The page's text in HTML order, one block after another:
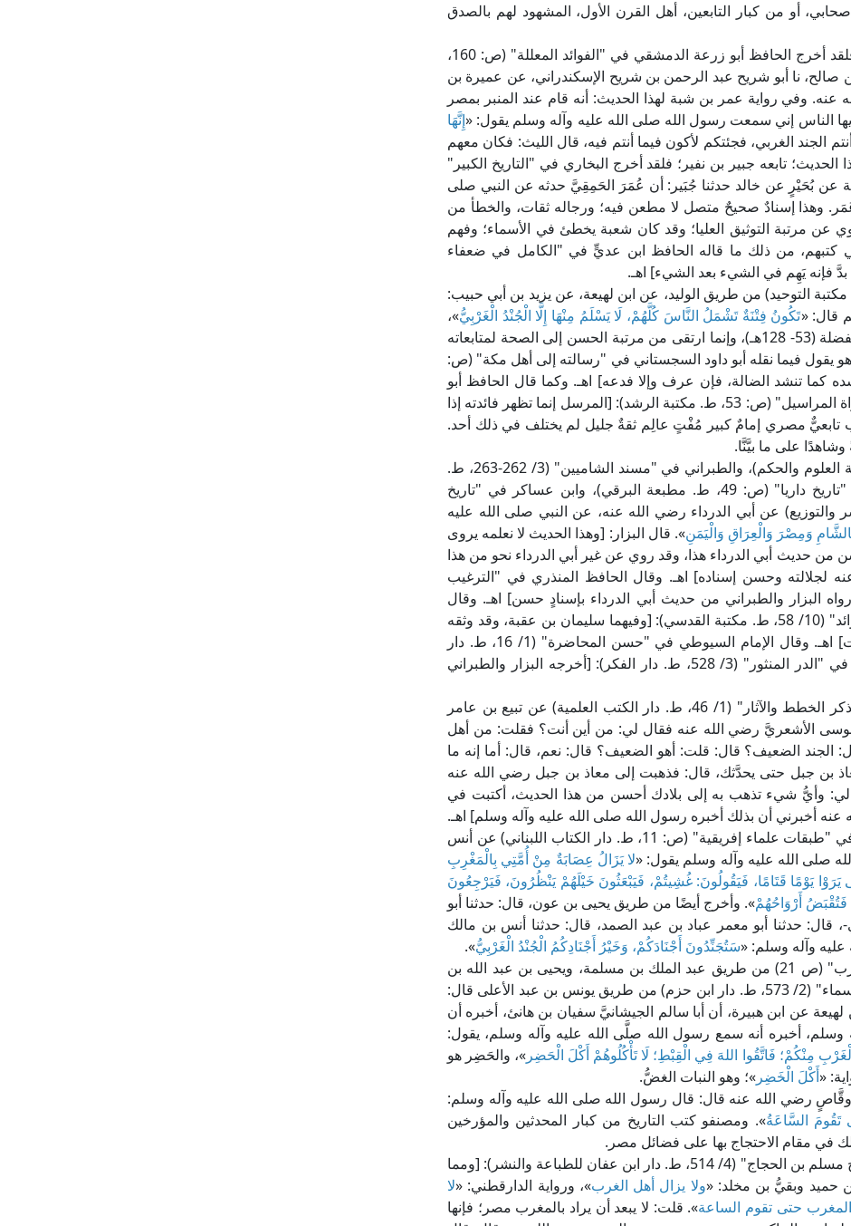
أو من كبار التابعين، أهل القرن الأول، المشهود لهم بالصدق
ولقد توبع عميرة المعافري في هذا الحديث؛ فلقد أخرج الحافظ أبو زرعة الدمشقي في "الفوائد المعللة" (ص: 160،
صالح، نا أبو شريح عبد الرحمن بن شريح الإسكندراني، عن عميرة بن
وفي رواية عمر بن شبة لهذا الحديث: أنه قام عند المنبر بمصر
الناس إني سمعت رسول الله صلى الله عليه وآله وسلم يقول: «إِنَّهَا
الجند الغربي، فجئتكم لأكون فيما أنتم فيه، قال الليث: فكان معهم
تابعه جبير بن نفير؛ فلقد أخرج البخاري في "التاريخ الكبير"
عن بُحَيْرٍ عن خالد حدثنا جُبَير: أن عُمَرَ الحَمِقِيَّ حدثه عن النبي صلى
وهذا إسنادٌ صحيحٌ متصل لا مطعن فيه؛ ورجاله ثقات، والخطأ من
عن مرتبة التوثيق العليا؛ وقد كان شعبة يخطئ في الأسماء؛ وفهم
من ذلك ما قاله الحافظ ابن عديٍّ في "الكامل في ضعفاء
نعيم بن حماد في "الفتن" (1/ 54، ط. مكتبة التوحيد) من طريق الوليد، عن ابن لهيعة، عن يزيد بن أبي حبيب:
قال: «تَكُونُ فِتْنَةٌ تَشْمَلُ النَّاسَ كُلَّهُمْ، لَا يَسْلَمُ مِنْهَا إِلَّا الْجُنْدُ الْغَرْبِيُّ»،
وهو صحيح مرسل؛ أرسله ثقة من القرون المفضلة (53- 128هـ)، وإنما ارتقى من مرتبة الحسن إلى الصحة لمتابعاته
يقول فيما نقله أبو داود السجستاني في "رسالته إلى أهل مكة" (ص:
كما تنشد الضالة، فإن عرف وإلا فدعه] اهـ. وكما قال الحافظ أبو
زرعة العراقي في "تحفة التحصيل في ذكر رواة المراسيل" (ص: 53، ط. مكتبة الرشد): [المرسل إنما تظهر فائدته إذا
تابعيٌّ مصري إمامٌ كبير مُفْتٍ عالِم ثقةٌ جليل لم يختلف في ذلك أحد.
على ما بيَّنَّا.
وأخرج البزار في "مسنده" (10/ 79، ط. مكتبة العلوم والحكم)، والطبراني في "مسند الشاميين" (3/ 262-263، ط.
مؤسسة الرسالة)، وعبد الجبار الخولاني في "تاريخ داريا" (ص: 49، ط. مطبعة البرقي)، وابن عساكر في "تاريخ
والنشر والتوزيع) عن أبي الدرداء رضي الله عنه، عن النبي صلى الله عليه
وَمِصْرَ وَالْعِرَاقِ وَالْيَمَنِ». قال البزار: [وهذا الحديث لا نعلمه يروى
حديث أبي الدرداء هذا، وقد روي عن غير أبي الدرداء نحو من هذا
لجلالته وحسن إسناده] اهـ. وقال الحافظ المنذري في "الترغيب
[رواه البزار والطبراني من حديث أبي الدرداء بإسنادٍ حسن] اهـ. وقال
الحافظ الهيثمي في "مجمع الزوائد ومنبع الفوائد" (10/ 58، ط. مكتبة القدسي): [وفيهما سليمان بن عقبة، وقد وثقه
جماعة، وفيه خلاف لا يضر، وبقية رجاله ثقات] اهـ. وقال الإمام السيوطي في "حسن المحاضرة" (1/ 16، ط. دار
إحياء الكتب العربية): [سند صحيح] اهـ. وقال في "الدر المنثور" (3/ 528، ط. دار الفكر): [أخرجه البزار والطبراني
ولقد ذَكَر المقريزي في "المواعظ والاعتبار بذكر الخطط والآثار" (1/ 46، ط. دار الكتب العلمية) عن تبيع بن عامر
موسى الأشعريَّ رضي الله عنه فقال لي: من أين أنت؟ فقلت: من أهل
الجند الضعيف؟ قال: قلت: أهو الضعيف؟ قال: نعم، قال: أما إنه ما
بن جبل حتى يحدَّثك، قال: فذهبت إلى معاذ بن جبل رضي الله عنه
وأيُّ شيء تذهب به إلى بلادك أحسن من هذا الحديث، أكتبت في
أخبرني أن بذلك أخبره رسول الله صلى الله عليه وآله وسلم] اهـ.
ومن ذلك أيضًا: ما أخرجه أبو العرب التميمي في "طبقات علماء إفريقية" (ص: 11، ط. دار الكتاب اللبناني) عن أنس
صلى الله عليه وآله وسلم يقول: «لا يَزَالُ عِصَابَةٌ مِنْ أُمَّتِي بِالْمَغْرِبِ
يَوْمًا قَتَامًا، فَيَقُولُونَ: غُشِيتُمْ، فَيَبْعَثُونَ خَيْلَهُمْ يَنْظُرُونَ، فَيَرْجِعُونَ
فَتُقْبَضُ أَرْوَاحُهُمْ». وأخرج أيضًا من طريق يحيى بن عون، قال: حدثنا أبو
قال: حدثنا أبو معمر عباد بن عبد الصمد، قال: حدثنا أنس بن مالك
وآله وسلم: «سَتُجَنِّدُونَ أَجْنَادَكُمْ، وَخَيْرُ أَجْنَادِكُمُ الْجُنْدُ الْغَرْبِيُّ».
وأخرج ابن عبد الحكم في "فتوح مصر والمغرب" (ص 21) من طريق عبد الملك بن مسلمة، ويحيى بن عبد الله بن
بكير، عن ابن لهيعة. والدولابي في "الكنى والأسماء" (2/ 573، ط. دار ابن حزم) من طريق يونس بن عبد الأعلى قال:
لهيعة عن ابن هبيرة، أن أبا سالم الجيشانيَّ سفيان بن هانئ، أخبره أن
أخبره أنه سمع رسول الله صلَّى الله عليه وآله وسلم، يقول:
مِنْكُمْ؛ فَاتَّقُوا اللهَ فِي الْقِبْطِ؛ لَا تَأْكُلُوهُمْ أَكْلَ الْحَضِر »، والحَضِر هو
«أَكْلَ الْخَضِر »؛ وهو النبات الغضُّ.
رضي الله عنه قال: قال رسول الله صلى الله عليه وآله وسلم:
تَقُومَ السَّاعَةُ». ومصنفو كتب التاريخ من كبار المحدثين والمؤرخين
في مقام الاحتجاج بها على فضائل مصر.
قال الحافظ السيوطي في "الديباج على صحيح مسلم بن الحجاج" (4/ 514، ط. دار ابن عفان للطباعة والنشر): [ومما
حميد وبقيُّ بن مخلد: «ولا يزال أهل الغرب»، ورواية الدارقطني: «لا
حتى تقوم الساعة». قلت: لا يبعد أن يراد بالمغرب مصر؛ فإنها